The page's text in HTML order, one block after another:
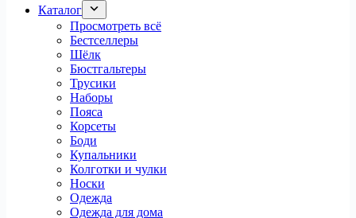
Каталог
Просмотреть всё
Бестселлеры
Шёлк
Бюстгальтеры
Трусики
Наборы
Пояса
Корсеты
Боди
Купальники
Колготки и чулки
Носки
Одежда
Одежда для дома